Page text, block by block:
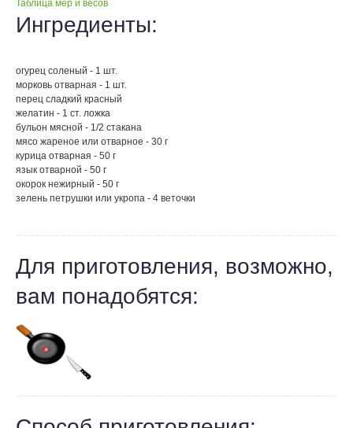
Таблица мер и весов
Ингредиенты:
огурец соленый - 1 шт.
морковь отварная - 1 шт.
перец сладкий красный
желатин - 1 ст. ложка
бульон мясной - 1/2 стакана
мясо жареное или отварное - 30 г
курица отварная - 50 г
язык отварной - 50 г
окорок нежирный - 50 г
зелень петрушки или укропа - 4 веточки
Для приготовления, возможно,
вам понадобятся: